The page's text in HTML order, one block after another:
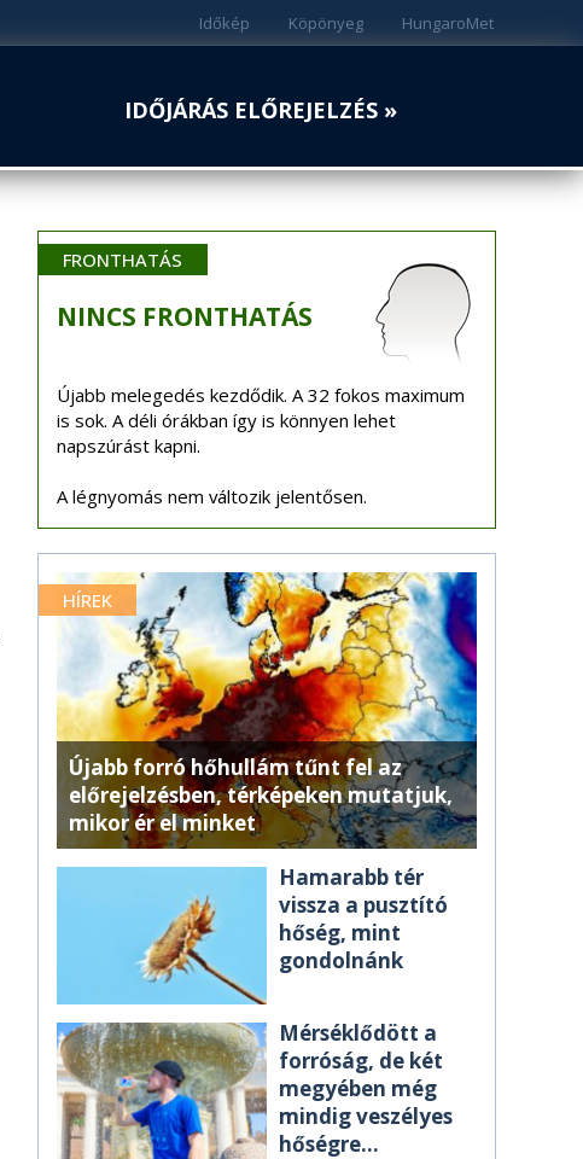
HungaroMet
Köpönyeg
Időkép
IDŐJÁRÁS ELŐREJELZÉS »
FRONTHATÁS
NINCS FRONTHATÁS
Újabb melegedés kezdődik. A 32 fokos maximum
is sok. A déli órákban így is könnyen lehet
napszúrást kapni.
A légnyomás nem változik jelentősen.
HÍREK
Újabb forró hőhullám tűnt fel az
előrejelzésben, térképeken mutatjuk,
mikor ér el minket
Hamarabb tér
vissza a pusztító
hőség, mint
gondolnánk
Mérséklődött a
forróság, de két
megyében még
mindig veszélyes
hőségre